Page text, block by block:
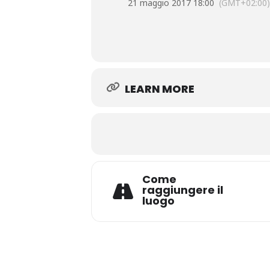
21 maggio 2017 18:00 (GMT+02:00)
LEARN MORE
Come
raggiungere il
luogo